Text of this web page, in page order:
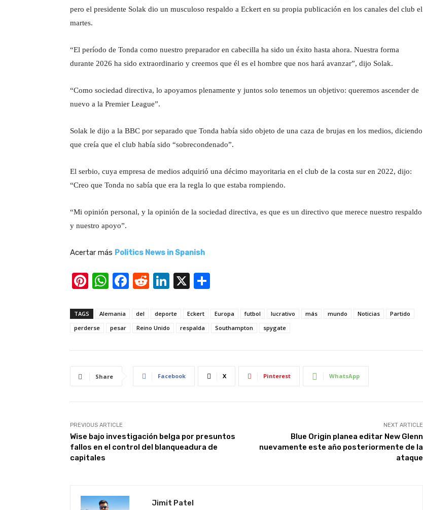
pero el presidente Solak dio un musculoso respaldo a Eckert en su propia publicación en los canales del club el
martes.
“El período de Tonda como nuestro preparador en cabecilla ha sido un éxito hasta ahora. Nuestra forma
durante 2026 ha sido extraordinario y creemos que él es el hombre que nos hará avanzar”, dijo Solak.
“Como sociedad directiva, lo apoyamos plenamente y juntos solo tenemos un objetivo: queremos ascender de
nuevo a la Premier League”.
Solak le dijo a la BBC por separado que Tonda había sido objeto de una caza de brujas en los medios, diciendo
que creía que el club había sido “sobrecondenado”.
El serbio, cuya empresa de medios adquirió una décimo mayoritaria en el club de la costa sur en 2022, dijo:
“Creo que Tonda no sabía que era la regla lo que estaba rompiendo.
“Mi opinión personal, y la opinión de la sociedad directiva, es que es un directivo que merece nuestro respaldo
y nuestro apoyo”.
Acertar más Politics News in Spanish
Pi
er
e
W
at
s
p
F
c
e
R
d
di
Li
k
X
ar
e
TAGS Alemania del deporte Eckert Europa futbol lucrativo más mundo Noticias
Partido
perderse
pesar Reino Unido respalda Southampton spygate
Share Facebook X Pinterest WhatsApp
PREVIOUS ARTICLE
Wise bajo investigación belga por presuntos
fallos en el control del blanqueadura de
capitales
NEXT ARTICLE
Blue Origin planea editar New Glenn
nuevamente este año posteriormente de la
ataque
Jimit Patel